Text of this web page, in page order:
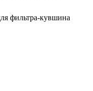
фильтра-кувшина